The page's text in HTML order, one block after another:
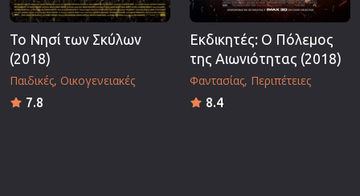
Το Νησί των Σκύλων
(2018)
Παιδικές Οικογενειακές
7.8
Εκδικητές: Ο Πόλεμος
της Αιωνιότητας (2018)
Φαντασίας Περιπέτειες
8.4